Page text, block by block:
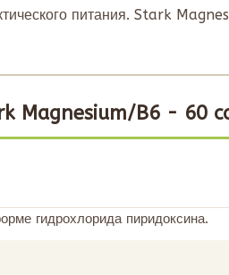
питания. Stark
Magnesium/B6 - 60
гидрохлорида пиридоксина.